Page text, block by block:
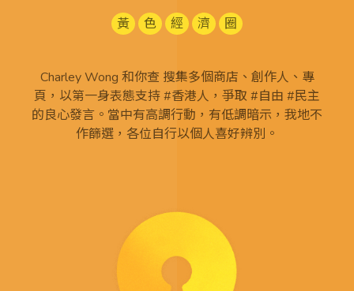
黃 色 經 濟 圈
Charley Wong 和你查 搜集多個商店、創作人、專
頁，以第一身表態支持 #香港人，爭取 #自由 #民主
的良心發言。當中有高調行動，有低調暗示，我地不
作篩選，各位自行以個人喜好辨別。